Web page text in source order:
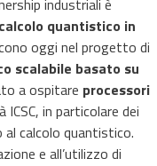
quantistico in
oggi nel progetto di
scalabile basato su
a ospitare processori
in particolare dei
al calcolo quantistico.
e all’utilizzo di